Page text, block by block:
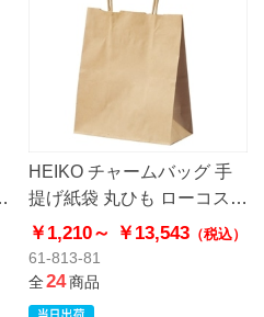
HEIKO チャームバッグ 手
提げ紙袋 丸ひも ローコスト
タイプ 茶無地
￥1,210～ ￥13,543（税込）
61-813-81
全24商品